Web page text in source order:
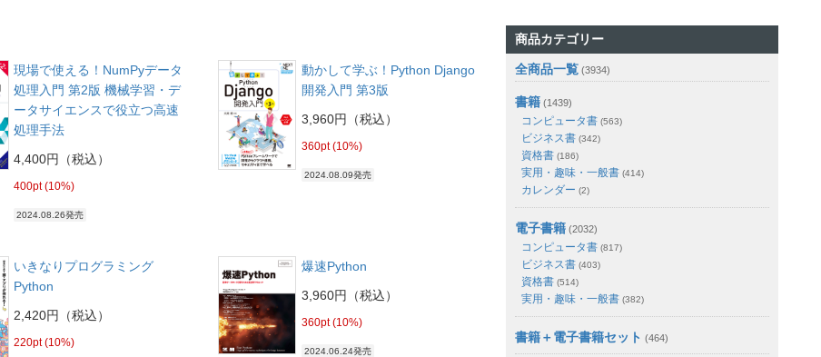
現場で使える！NumPyデータ
処理入門 第2版 機械学習・デ
ータサイエンスで役立つ高速
処理手法
4,400円（税込）
400pt (10%)
2024.08.26発売
動かして学ぶ！Python Django
開発入門 第3版
3,960円（税込）
360pt (10%)
2024.08.09発売
いきなりプログラミング
Python
2,420円（税込）
220pt (10%)
爆速Python
3,960円（税込）
360pt (10%)
2024.06.24発売
商品カテゴリー
全商品一覧 (3934)
書籍 (1439)
コンピュータ書 (563)
ビジネス書 (342)
資格書 (186)
実用・趣味・一般書 (414)
カレンダー (2)
電子書籍 (2032)
コンピュータ書 (817)
ビジネス書 (403)
資格書 (514)
実用・趣味・一般書 (382)
書籍＋電子書籍セット (464)